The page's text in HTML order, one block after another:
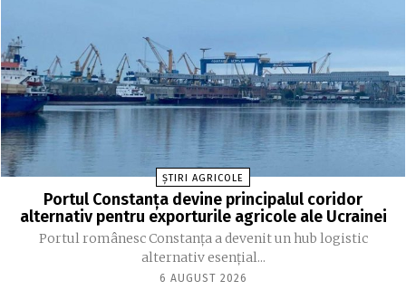
ȘTIRI AGRICOLE
Portul Constanța devine principalul coridor
alternativ pentru exporturile agricole ale Ucrainei
Portul românesc Constanța a devenit un hub logistic
alternativ esențial...
6 AUGUST 2026